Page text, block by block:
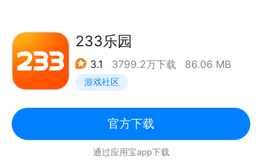
233乐园
3.1 3799.2万下载 86.06 MB
游戏社区
官方下载
通过应用宝app下载